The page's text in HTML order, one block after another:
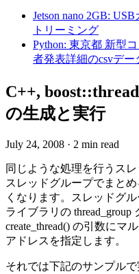
Jetson nano 2GB:
トリーミング
Python: 東京都 新型
者発表詳細のcsvデ
C++,
の生成と実行
July 24, 2008 · 2 min read
同じような処理を行うス
スレッドグループでまと
くなります。スレッドグ
ライブラリの
create_thread() の引数にマ
アドレスを指定します。
それでは下記のサンプル